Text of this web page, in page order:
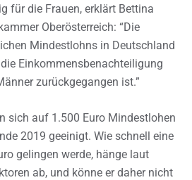
für die Frauen, erklärt Bettina
Oberösterreich: “Die
Mindestlohns in Deutschland
Einkommensbenachteiligung
zurückgegangen ist.”
sich auf 1.500 Euro Mindestlohen
2019 geeinigt. Wie schnell eine
gelingen werde, hänge laut
ab, und könne er daher nicht